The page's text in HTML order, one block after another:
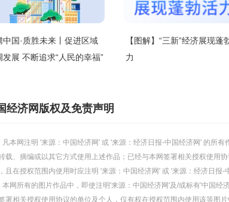
中国·质胜未来丨促进区域
发展 不断追求“人民的幸福”
【图解】“三新”经济展现蓬
力
经济网版权及免责声明
凡本网注明 '来源：中国经济网' 或 '来源：经济日报-中国经济网' 的所
载、摘编或以其它方式使用上述作品；已经与本网签署相关授权使用
且在授权范围内使用时应注明 '来源：中国经济网' 或 '来源：经济日报
本网所有的图片作品中，即使注明'来源：中国经济网'及/或标有'中国
署相关授权使用协议的单位及个人，仅有权在授权范围内使用该等图